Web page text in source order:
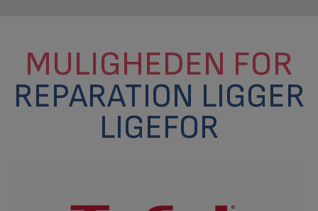
MULIGHEDEN FOR
REPARATION LIGGER
LIGEFOR